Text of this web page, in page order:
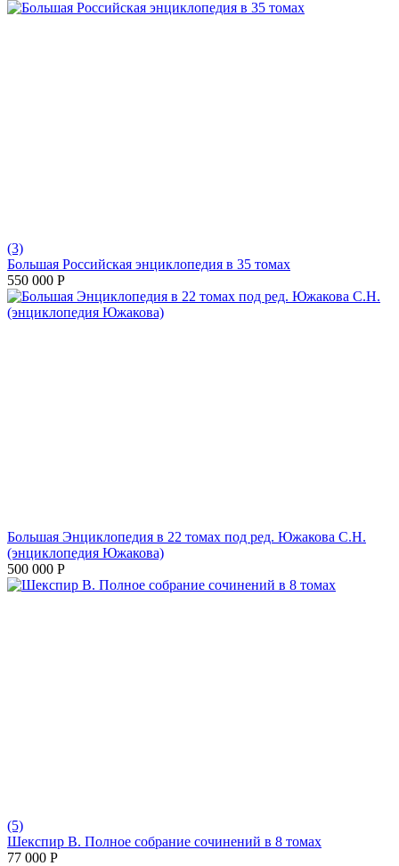
(3)
Большая Российская энциклопедия в 35 томах
550 000 Р
Большая Энциклопедия в 22 томах под ред. Южакова С.Н.
(энциклопедия Южакова)
500 000 Р
(5)
Шекспир В. Полное собрание сочинений в 8 томах
77 000 Р